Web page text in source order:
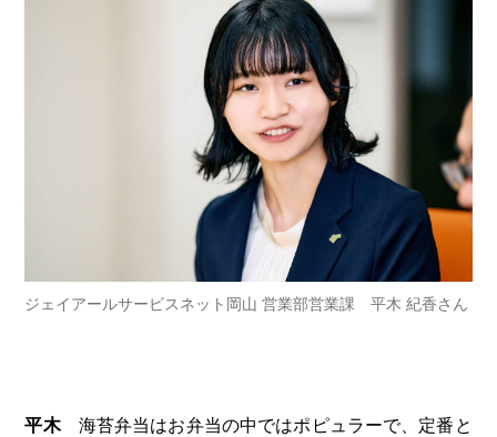
ジェイアールサービスネット岡山 営業部営業課 平木 紀香さん
平木海苔弁当はお弁当の中ではポピュラーで、定番と